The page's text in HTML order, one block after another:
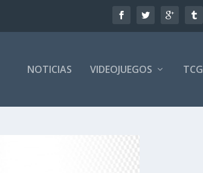
NOTICIAS VIDEOJUEGOS TCG